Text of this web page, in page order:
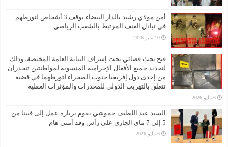
أمن مولاي رشيد بالدار البيضاء يوقف 3 أشخاص لتورطهم
في تبادل العنف المرتبط بالشغب الرياضي.
10 مايو 2026
فتح بحث قضائي تحت إشراف النيابة العامة المختصة، وذلك
لتحديد جميع الأفعال الإجرامية المنسوبة لمواطنتين تنحدران
من إحدى دول إفريقيا جنوب الصحراء لتورطهما في قضية
تتعلق بالتهريب الدولي للمخدرات والمؤثرات العقلية
6 مايو 2026
السيد عبد اللطيف حموشي يقوم بزيارة عمل إلى فيينا من
5 إلى 7 ماي الجاري على رأس وفد أمني هام
6 مايو 2026